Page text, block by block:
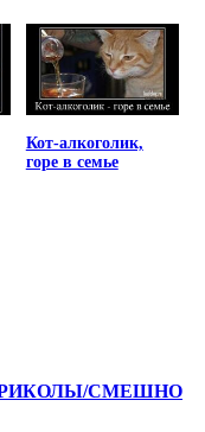
Кот-алкоголик,
горе в семье
СМЕШНО